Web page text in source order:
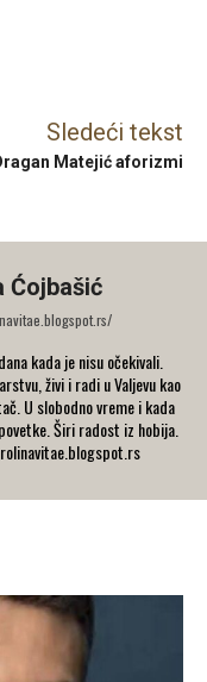
Sledeći tekst
Matejić aforizmi
Ćojbašić
kada je nisu očekivali.
živi i radi u Valjevu kao
U slobodno vreme i kada
Širi radost iz hobija.